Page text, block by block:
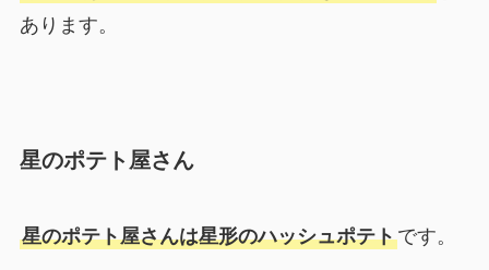
あります。
星のポテト屋さん
星のポテト屋さんは星形のハッシュポテトです。